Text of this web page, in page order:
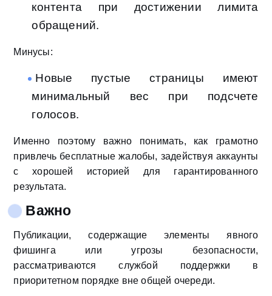
контента при достижении лимита
обращений.
Минусы:
Новые пустые страницы имеют
минимальный вес при подсчете
голосов.
Именно поэтому важно понимать, как грамотно
привлечь бесплатные жалобы, задействуя аккаунты
с хорошей историей для гарантированного
результата.
Важно
Публикации, содержащие элементы явного
фишинга или угрозы безопасности,
рассматриваются службой поддержки в
приоритетном порядке вне общей очереди.